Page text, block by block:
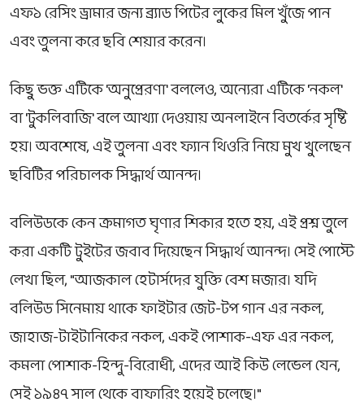
এফ১ রেসিং ড্রামার জন্য ব্র্যাড পিটের লুকের মিল খুঁজে পান
এবং তুলনা করে ছবি শেয়ার করেন।
কিছু ভক্ত এটিকে 'অনুপ্রেরণা' বললেও, অন্যেরা এটিকে 'নকল'
বা 'টুকলিবাজি' বলে আখ্যা দেওয়ায় অনলাইনে বিতর্কের সৃষ্টি
হয়। অবশেষে, এই তুলনা এবং ফ্যান থিওরি নিয়ে মুখ খুলেছেন
ছবিটির পরিচালক সিদ্ধার্থ আনন্দ।
বলিউডকে কেন ক্রমাগত ঘৃণার শিকার হতে হয়, এই প্রশ্ন তুলে
করা একটি টুইটের জবাব দিয়েছেন সিদ্ধার্থ আনন্দ। সেই পোস্টে
লেখা ছিল, "আজকাল হেটার্সদের যুক্তি বেশ মজার। যদি
বলিউড সিনেমায় থাকে ফাইটার জেট-টপ গান এর নকল,
জাহাজ-টাইটানিকের নকল, একই পোশাক-এফ এর নকল,
কমলা পোশাক-হিন্দু-বিরোধী, এদের আই কিউ লেভেল যেন,
সেই ১৯৪৭ সাল থেকে বাফারিং হয়েই চলেছে।"